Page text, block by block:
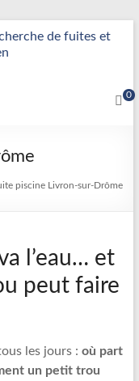
0
piscine Livron-sur-Drôme
l’eau… et
peut faire
les jours : où part
un petit trou